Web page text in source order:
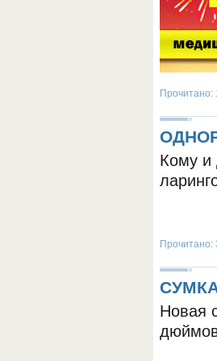
ОБОРУДОВАНИЯ МЕДКОМ
Прочитано:
Кому и
Прочитано:
Новая